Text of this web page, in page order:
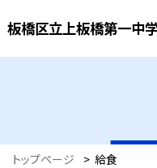
板橋区立上板橋第一中
トップページ > 給食